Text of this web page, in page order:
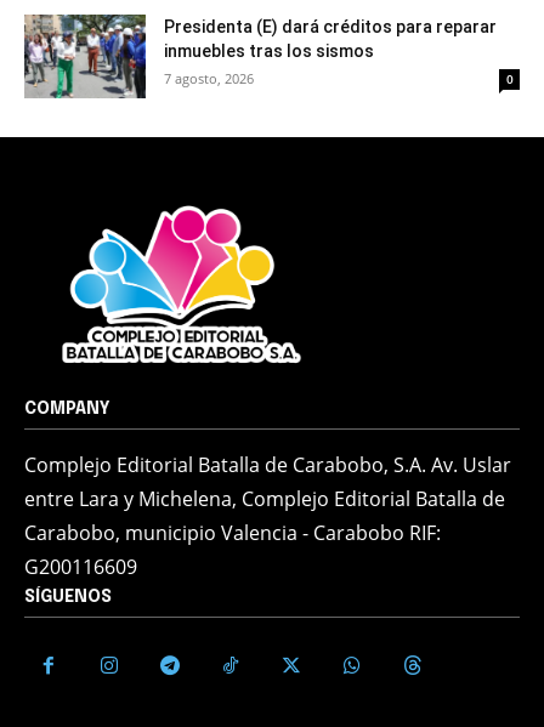
Presidenta (E) dará créditos para reparar
inmuebles tras los sismos
7 agosto, 2026 0
COMPANY
Complejo Editorial Batalla de Carabobo, S.A. Av. Uslar
entre Lara y Michelena, Complejo Editorial Batalla de
Carabobo, municipio Valencia - Carabobo RIF:
G200116609
SÍGUENOS